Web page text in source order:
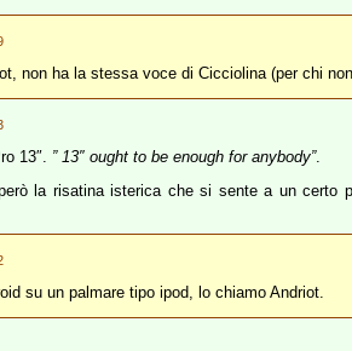
non ha la stessa voce di Cicciolina (per chi
13″. ” 13″ ought to be enough for anybody”.
la risatina isterica che si sente a un
su un palmare tipo ipod, lo chiamo Andriot.